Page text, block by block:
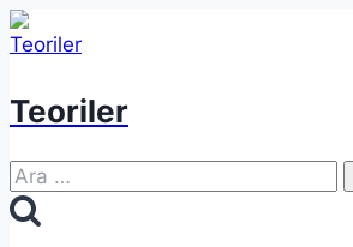
Skip
to
Teoriler
Arama: